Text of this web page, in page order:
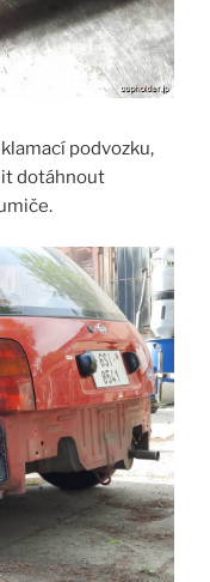
podvozku,
dotáhnout